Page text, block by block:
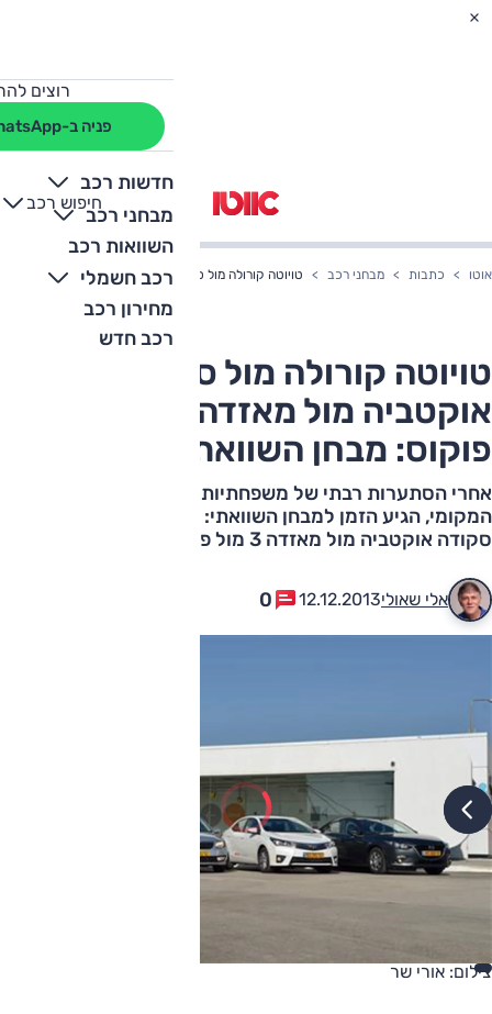
רוצים
פניה ב-WhatsApp
חדשות רכב
מבחני רכב
השוואות רכב
רכב חשמלי
מחירון רכב
רכב חדש
חיפוש רכב
+
-
אוטו כתבות מבחני רכב טויוטה קורולה מול סקודה אוקטביה מול מאזדה 3 מול פורד פוקוס: מבחן השוואתי
טויוטה קורולה מול סקודה
פוקוס: מבחן השוואתי
אחרי הסתערות רבתי של משפחתיות חדשות על השוק
המקומי, הגיע הזמן למבחן השוואתי: טויוטה קורולה מול
סקודה אוקטביה מול מאזדה 3 מול פורד פוקוס
אלי שאולי12.12.2013
0
צילום: אורי שר